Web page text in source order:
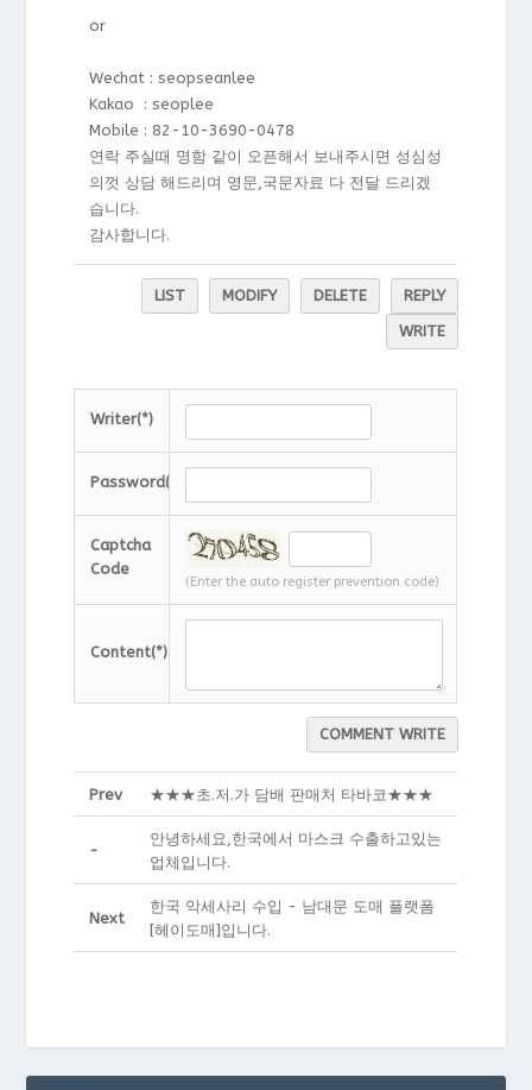
or
Wechat : seopseanlee
Kakao : seoplee
Mobile : 82-10-3690-0478
연락 주실때 명함 같이 오픈해서 보내주시면 성심성
의껏 상담 해드리며 영문,국문자료 다 전달 드리겠
습니다.
감사합니다.
LIST MODIFY DELETE
REPLY
WRITE
Writer(*)
Password(*)
Captcha
Code
(Enter the auto register prevention code)
Content(*)
COMMENT WRITE
Prev ★★★초.저.가 담배 판매처 타바코★★★
-
안녕하세요,한국에서 마스크 수출하고있는
업체입니다.
Next
한국 악세사리 수입 - 남대문 도매 플랫폼
[헤이도매]입니다.